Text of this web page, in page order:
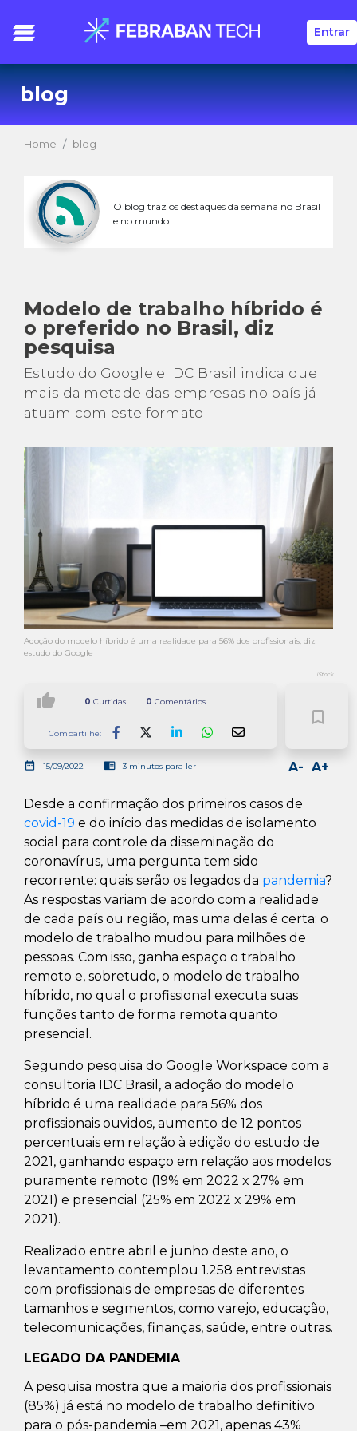
Entrar
blog
Home blog
O blog traz os destaques da semana no Brasil
e no mundo.
Modelo de trabalho híbrido é
o preferido no Brasil, diz
pesquisa
Estudo do Google e IDC Brasil indica que
mais da metade das empresas no país já
atuam com este formato
Adoção do modelo híbrido é uma realidade para 56% dos profissionais, diz
estudo do Google
iStock
thumb_up 0 Curtidas 0 Comentários
Compartilhe:
FacebookLinkedInWhatsapp
bookmark_border
date_range 15/09/2022 chrome_reader_mode 3 minutos para ler A+
A-
Desde a confirmação dos primeiros casos de
covid-19 e do início das medidas de isolamento
social para controle da disseminação do
coronavírus, uma pergunta tem sido
recorrente: quais serão os legados da pandemia?
As respostas variam de acordo com a realidade
de cada país ou região, mas uma delas é certa: o
modelo de trabalho mudou para milhões de
pessoas. Com isso, ganha espaço o trabalho
remoto e, sobretudo, o modelo de trabalho
híbrido, no qual o profissional executa suas
funções tanto de forma remota quanto
presencial.
Segundo pesquisa do Google Workspace com a
consultoria IDC Brasil, a adoção do modelo
híbrido é uma realidade para 56% dos
profissionais ouvidos, aumento de 12 pontos
percentuais em relação à edição do estudo de
2021, ganhando espaço em relação aos modelos
puramente remoto (19% em 2022 x 27% em
2021) e presencial (25% em 2022 x 29% em
2021).
Realizado entre abril e junho deste ano, o
levantamento contemplou 1.258 entrevistas
com profissionais de empresas de diferentes
tamanhos e segmentos, como varejo, educação,
telecomunicações, finanças, saúde, entre outras.
LEGADO DA PANDEMIA
A pesquisa mostra que a maioria dos profissionais
(85%) já está no modelo de trabalho definitivo
para o pós-pandemia –em 2021, apenas 43%